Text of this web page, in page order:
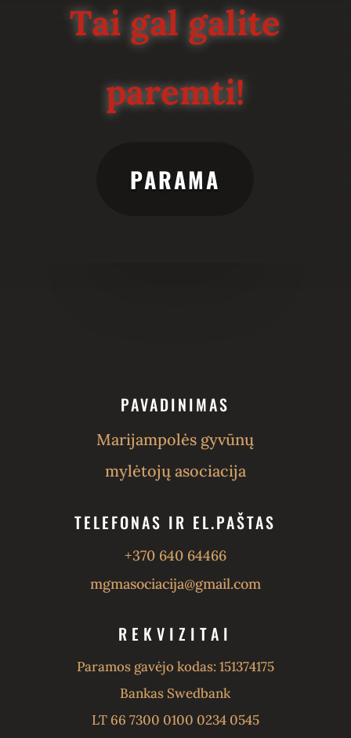
Tai gal galite
paremti!
PARAMA
PAVADINIMAS
Marijampolės gyvūnų
mylėtojų asociacija
TELEFONAS IR EL.PAŠTAS
+370 640 64466
mgmasociacija@gmail.com
REKVIZITAI
Paramos gavėjo kodas: 151374175
Bankas Swedbank
LT 66 7300 0100 0234 0545